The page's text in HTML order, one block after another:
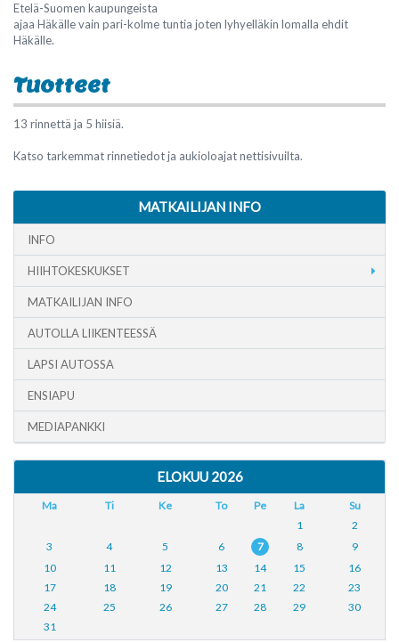
Etelä-Suomen kaupungeista
ajaa Häkälle vain pari-kolme tuntia joten lyhyelläkin lomalla ehdit
Häkälle.
Tuotteet
13 rinnettä ja 5 hiisiä.
Katso tarkemmat rinnetiedot ja aukioloajat nettisivuilta.
MATKAILIJAN INFO
INFO
HIIHTOKESKUKSET
MATKAILIJAN INFO
AUTOLLA LIIKENTEESSÄ
LAPSI AUTOSSA
ENSIAPU
MEDIAPANKKI
ELOKUU 2026
Ma Ti Ke To Pe La
Su
1
2
3
4 5 6 7 8
9
10
11 12 13 14 15
16
17
18 19 20 21 22
23
24
25 26 27 28 29
30
31